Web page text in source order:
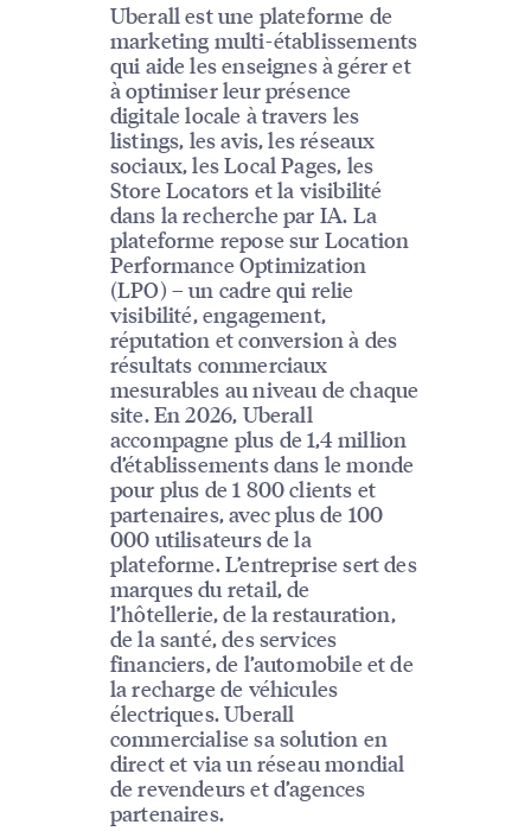
Uberall est une plateforme de
marketing multi-établissements
qui aide les enseignes à gérer et
à optimiser leur présence
digitale locale à travers les
listings, les avis, les réseaux
sociaux, les Local Pages, les
Store Locators et la visibilité
dans la recherche par IA. La
plateforme repose sur Location
Performance Optimization
(LPO) – un cadre qui relie
visibilité, engagement,
réputation et conversion à des
résultats commerciaux
mesurables au niveau de chaque
site. En 2026, Uberall
accompagne plus de 1,4 million
d’établissements dans le monde
pour plus de 1 800 clients et
partenaires, avec plus de 100
000 utilisateurs de la
plateforme. L’entreprise sert des
marques du retail, de
l’hôtellerie, de la restauration,
de la santé, des services
financiers, de l’automobile et de
la recharge de véhicules
électriques. Uberall
commercialise sa solution en
direct et via un réseau mondial
de revendeurs et d’agences
partenaires.